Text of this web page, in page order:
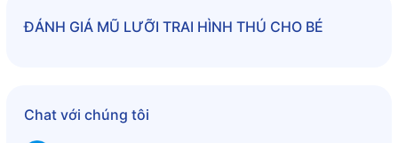
ĐÁNH GIÁ MŨ LƯỠI TRAI HÌNH THÚ CHO BÉ
Chat với chúng tôi